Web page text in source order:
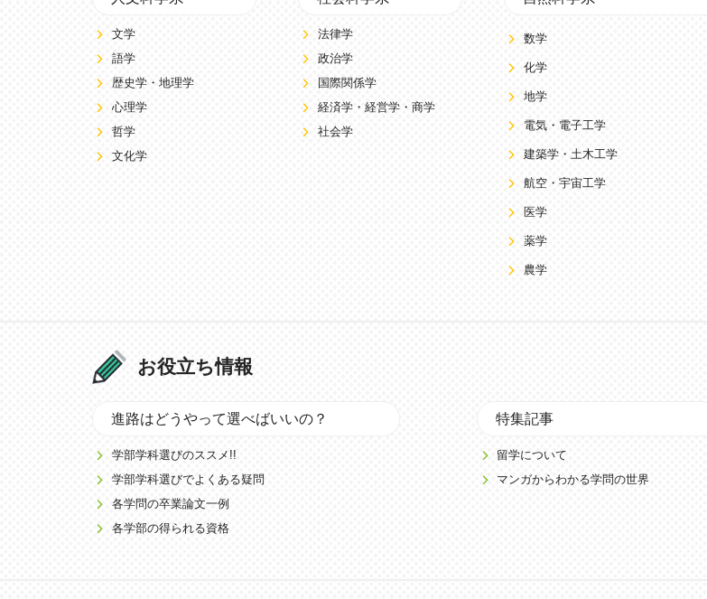
文学
語学
歴史学・地理学
心理学
哲学
文化学
法律学
政治学
国際関係学
経済学・経営学・商学
社会学
数学
化学
地学
電気・電子工学
建築学・土木工学
航空・宇宙工学
医学
薬学
農学
お役立ち情報
進路はどうやって選べばいいの？
学部学科選びのススメ!!
学部学科選びでよくある疑問
各学問の卒業論文一例
各学部の得られる資格
特集記事
留学について
マンガからわかる学問の世界